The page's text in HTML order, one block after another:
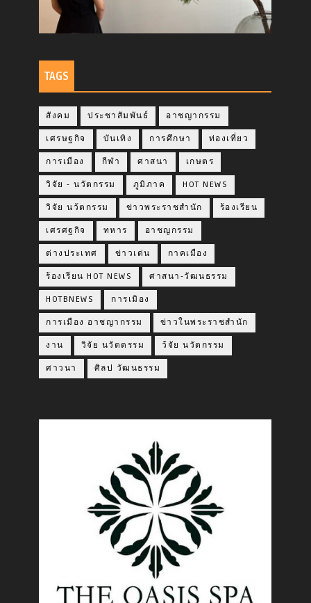
TAGS
สังคม ประชาสัมพันธ์ อาชญากรรม
เศรษฐกิจ บันเทิง การศึกษา ท่องเที่ยว
การเมือง กีฬา ศาสนา เกษตร
วิจัย - นวัตกรรม ภูมิภาค HOT NEWS
วิจัย นว้ตกรรม ข่าวพระราชสำนัก ร้องเรียน
เศรศฐกิจ ทหาร อาชญกรรม
ต่างประเทศ ข่าวเด่น กาคเมือง
ร้องเรียน HOT NEWS ศาสนา-วัฒนธรรม
HOTBNEWS การเมิอง
การเมือง อาชญากรรม ข่าวในพระราชสำนัก
งาน วิจัย นวัตดรรม ว้จัย นวัตกรรม
ศาวนา ศิลป วัฒนธรรม